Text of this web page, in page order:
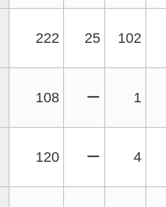
222 25 102
108 ー 1
120 ー 4